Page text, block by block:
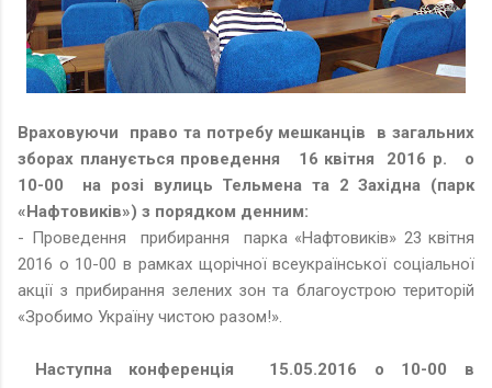
Враховуючи право та потребу мешканців в загальних
зборах планується проведення 16 квітня 2016 р. о
10-00 на розі вулиць Тельмена та 2 Західна (парк
«Нафтовиків») з порядком денним:
- Проведення прибирання парка «Нафтовиків» 23 квітня
2016 о 10-00 в рамках щорічної всеукраїнської соціальної
акції з прибирання зелених зон та благоустрою територій
«Зробимо Україну чистою разом!».
Наступна конференція 15.05.2016 о 10-00 в